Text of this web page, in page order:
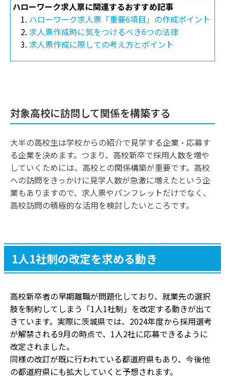
ハローワーク求人票に関連するおすすめ記事
ハローワーク求人票「重要6項目」の作成ポイント
求人票作成時に気をつけるべき6つの法律
求人票作成に際しての考え方とポイント
対象高校に訪問して関係を構築する
大半の高校生は学校からの紹介で見学する企業・応募す
る企業を決めます。つまり、高校新卒で採用人数を増や
していくためには、高校との関係構築が重要です。高校
への訪問をきっかけに見学人数が急激に増えたという企
業もありますので、求人票やパンフレットだけでなく、
高校訪問の積極的な活用を検討したいところです。
1人1社制の改定を求める動き
高校新卒者の早期離職が問題化しており、就業先の選択
肢を制約してしまう「1人1社制」を改定する動きが出て
きています。実際に茨城県では、2024年度から採用選考
が解禁される9月の時点で、1人2社に応募できるように
改定されました。
同様の改訂が既に行われている都道府県もあり、今後他
の都道府県にも拡大していくと予想されます。